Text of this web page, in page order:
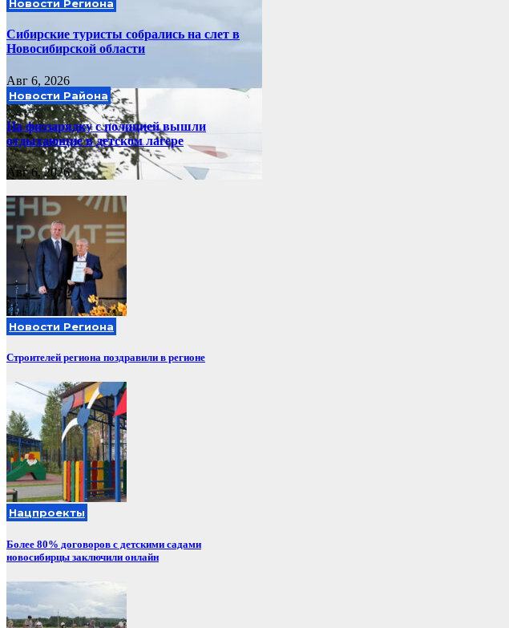
Новости Региона
Сибирские туристы собрались на слет в
Новосибирской области
Авг 6, 2026
Новости Района
На физзарядку с полицией вышли
отдыхающие в детском лагере
Авг 6, 2026
Новости Региона
Строителей региона поздравили в регионе
Нацпроекты
Более 80% договоров с детскими садами
новосибирцы заключили онлайн